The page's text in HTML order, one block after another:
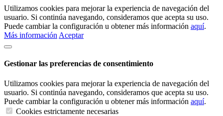
Utilizamos cookies para mejorar la experiencia de navegación del
usuario. Si continúa navegando, consideramos que acepta su uso.
Puede cambiar la configuración u obtener más información aquí.
Más información Aceptar
Gestionar las preferencias de consentimiento
Utilizamos cookies para mejorar la experiencia de navegación del
usuario. Si continúa navegando, consideramos que acepta su uso.
Puede cambiar la configuración u obtener más información aquí.
Cookies estrictamente necesarias